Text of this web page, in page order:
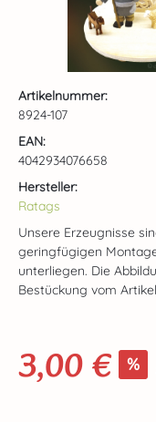
Artikelnummer:
8924-107
EAN:
4042934076658
Hersteller:
Ratags
Unsere Erzeugnisse
geringfügigen
unterliegen. Die
Bestückung vom
Verkaufspreis:
3,00 € %